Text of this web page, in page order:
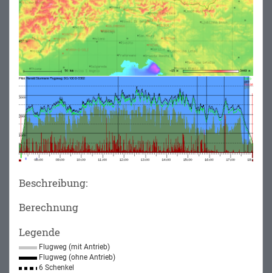
Beschreibung:
Berechnung
Legende
Flugweg (mit Antrieb)
Flugweg (ohne Antrieb)
6 Schenkel